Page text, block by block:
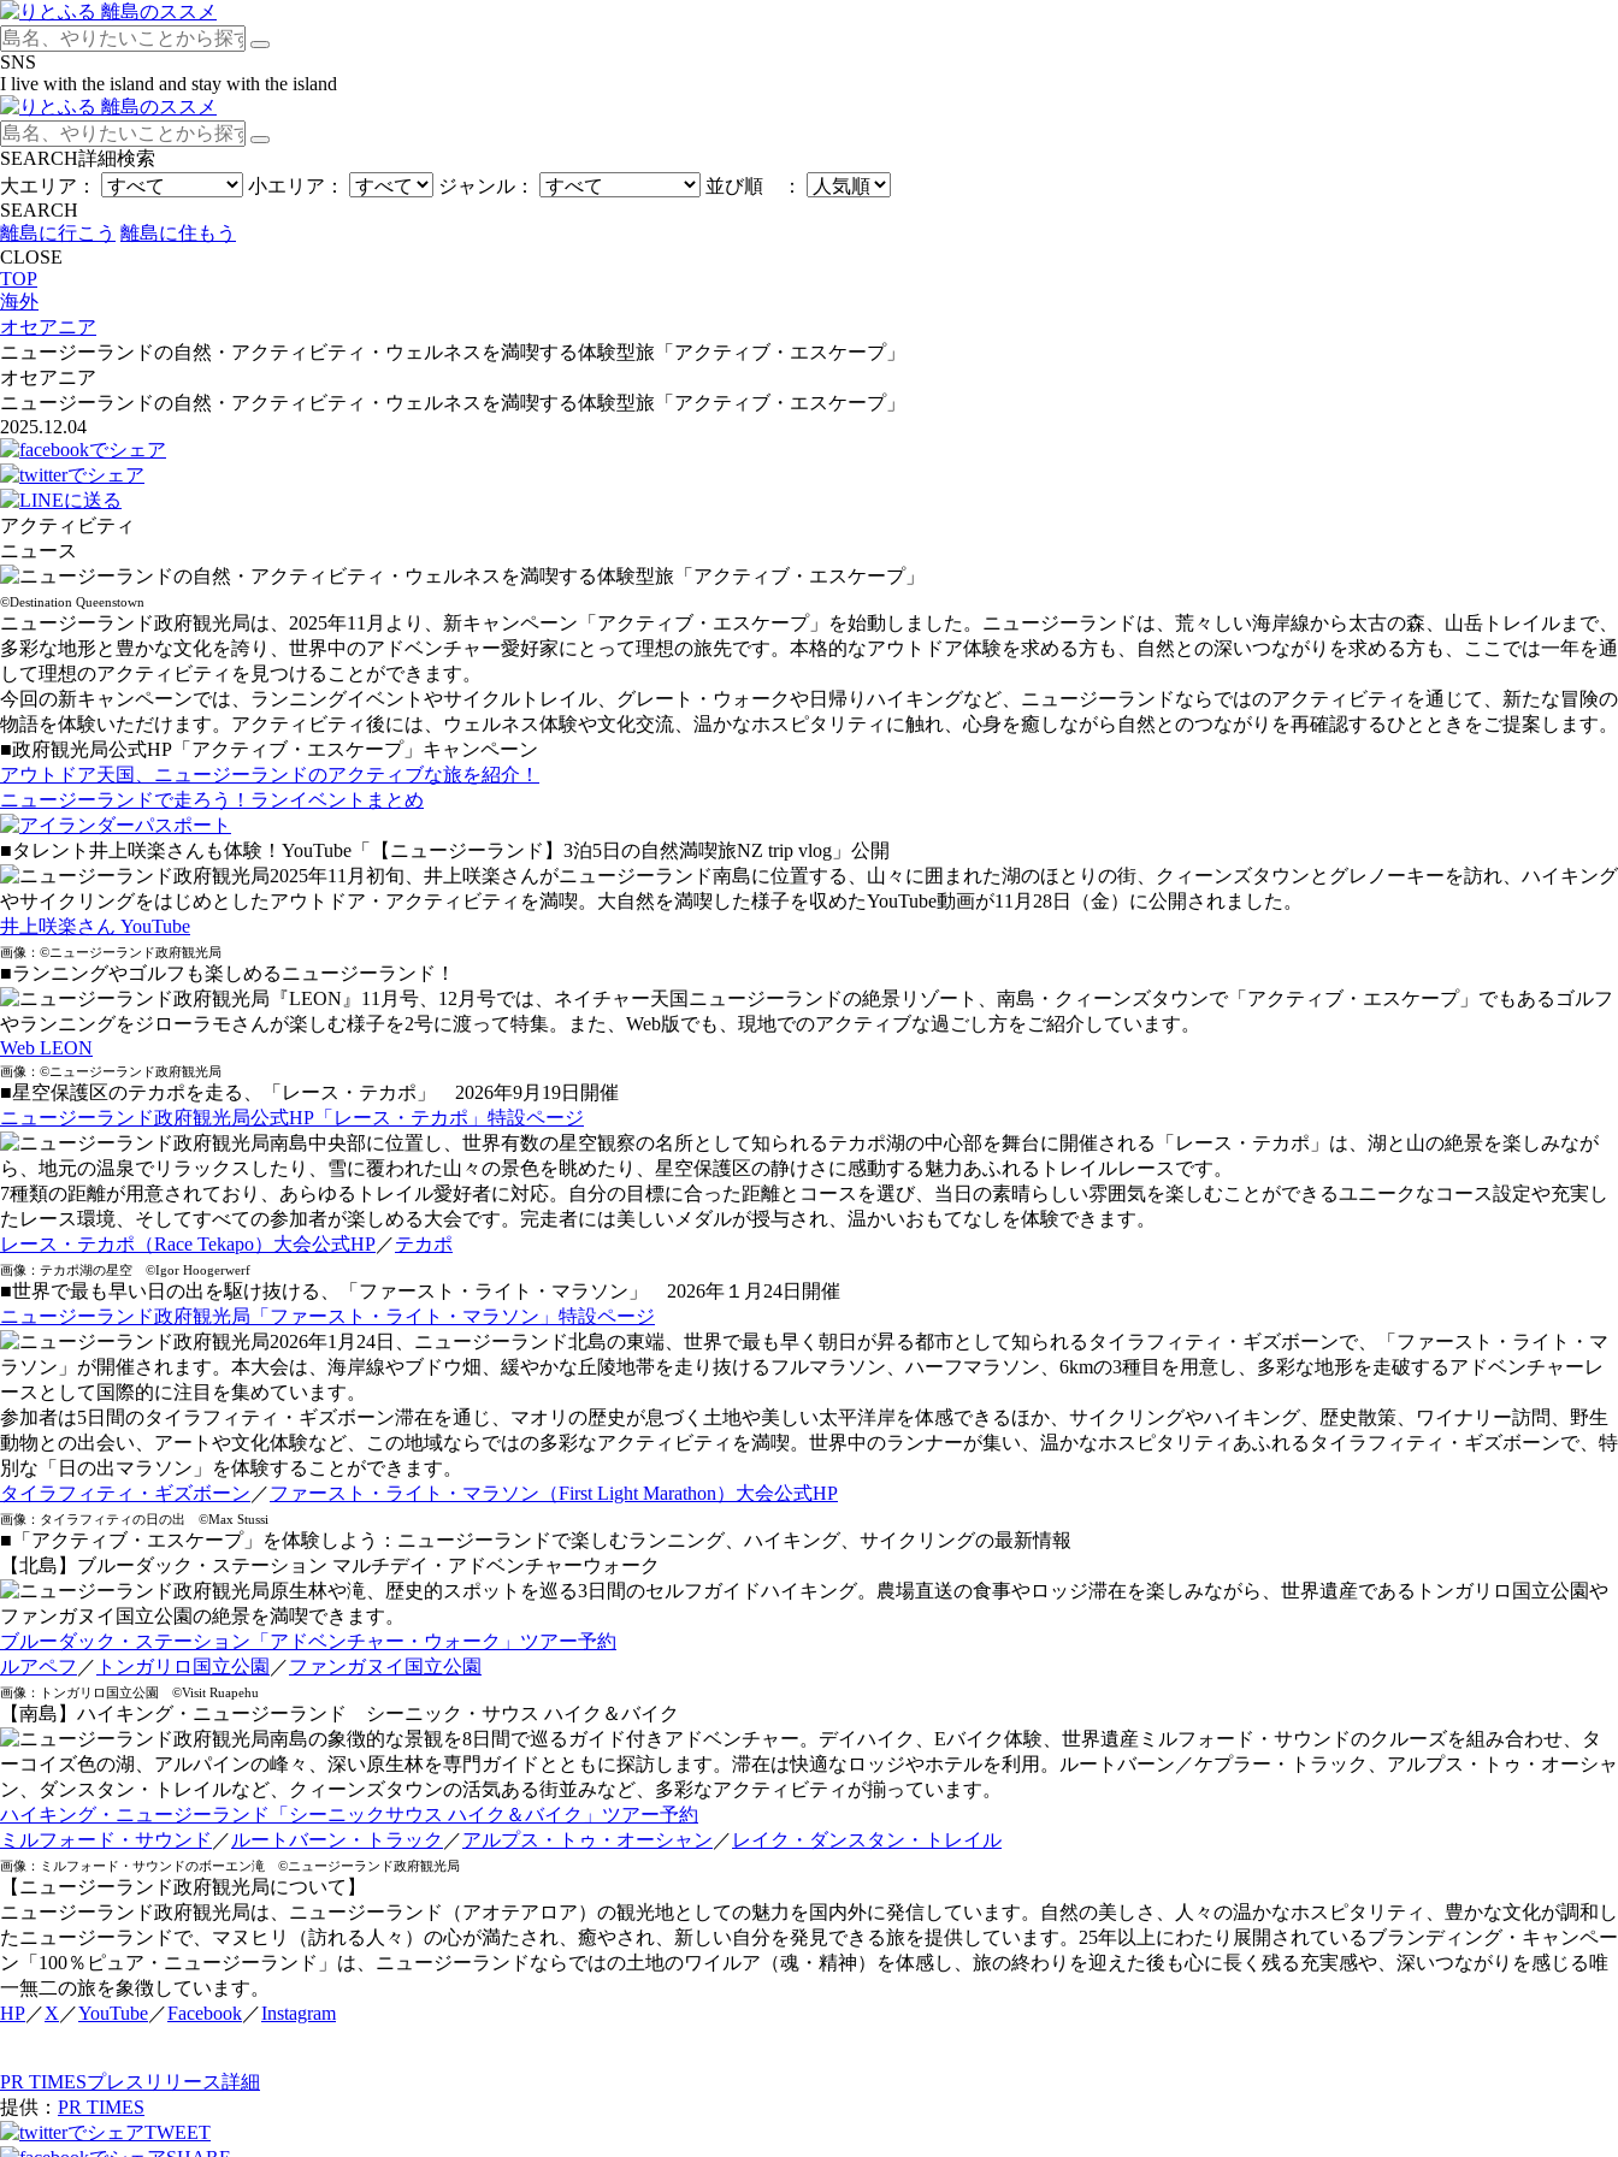
SNS
I live with the island and stay with the island
SEARCH詳細検索
大エリア：
小エリア： ジャンル：
並び順 ：
SEARCH
離島に行こう 離島に住もう
CLOSE
TOP
海外
オセアニア
ニュージーランドの自然・アクティビティ・ウェルネスを満喫する体験型旅「アクティブ・エスケープ」
オセアニア
ニュージーランドの自然・アクティビティ・ウェルネスを満喫する体験型旅「アクティブ・エスケープ」
2025.12.04
アクティビティ
ニュース
©Destination Queenstown
ニュージーランド政府観光局は、2025年11月より、新キャンペーン「アクティブ・エスケープ」を始動しました。ニュージーランドは、荒々しい海岸線から太古の森、山岳トレイルまで、
多彩な地形と豊かな文化を誇り、世界中のアドベンチャー愛好家にとって理想の旅先です。本格的なアウトドア体験を求める方も、自然との深いつながりを求める方も、ここでは一年を通
して理想のアクティビティを見つけることができます。
今回の新キャンペーンでは、ランニングイベントやサイクルトレイル、グレート・ウォークや日帰りハイキングなど、ニュージーランドならではのアクティビティを通じて、新たな冒険の
物語を体験いただけます。アクティビティ後には、ウェルネス体験や文化交流、温かなホスピタリティに触れ、心身を癒しながら自然とのつながりを再確認するひとときをご提案します。
■政府観光局公式HP「アクティブ・エスケープ」キャンペーン
アウトドア天国、ニュージーランドのアクティブな旅を紹介！
ニュージーランドで走ろう！ランイベントまとめ
■タレント井上咲楽さんも体験！YouTube「【ニュージーランド】3泊5日の自然満喫旅NZ trip vlog」公開
2025年11月初旬、井上咲楽さんがニュージーランド南島に位置する、山々に囲まれた湖のほとりの街、クィーンズタウンとグレノーキーを訪れ、ハイキング
やサイクリングをはじめとしたアウトドア・アクティビティを満喫。大自然を満喫した様子を収めたYouTube動画が11月28日（金）に公開されました。
井上咲楽さん YouTube
画像：©ニュージーランド政府観光局
■ランニングやゴルフも楽しめるニュージーランド！
『LEON』11月号、12月号では、ネイチャー天国ニュージーランドの絶景リゾート、南島・クィーンズタウンで「アクティブ・エスケープ」でもあるゴルフ
やランニングをジローラモさんが楽しむ様子を2号に渡って特集。また、Web版でも、現地でのアクティブな過ごし方をご紹介しています。
Web LEON
画像：©ニュージーランド政府観光局
■星空保護区のテカポを走る、「レース・テカポ」 2026年9月19日開催
ニュージーランド政府観光局公式HP「レース・テカポ」特設ページ
南島中央部に位置し、世界有数の星空観察の名所として知られるテカポ湖の中心部を舞台に開催される「レース・テカポ」は、湖と山の絶景を楽しみなが
ら、地元の温泉でリラックスしたり、雪に覆われた山々の景色を眺めたり、星空保護区の静けさに感動する魅力あふれるトレイルレースです。
7種類の距離が用意されており、あらゆるトレイル愛好者に対応。自分の目標に合った距離とコースを選び、当日の素晴らしい雰囲気を楽しむことができるユニークなコース設定や充実し
たレース環境、そしてすべての参加者が楽しめる大会です。完走者には美しいメダルが授与され、温かいおもてなしを体験できます。
レース・テカポ（Race Tekapo）大会公式HP／テカポ
画像：テカポ湖の星空 ©Igor Hoogerwerf
■世界で最も早い日の出を駆け抜ける、「ファースト・ライト・マラソン」 2026年１月24日開催
ニュージーランド政府観光局「ファースト・ライト・マラソン」特設ページ
2026年1月24日、ニュージーランド北島の東端、世界で最も早く朝日が昇る都市として知られるタイラフィティ・ギズボーンで、「ファースト・ライト・マ
ラソン」が開催されます。本大会は、海岸線やブドウ畑、緩やかな丘陵地帯を走り抜けるフルマラソン、ハーフマラソン、6kmの3種目を用意し、多彩な地形を走破するアドベンチャーレ
ースとして国際的に注目を集めています。
参加者は5日間のタイラフィティ・ギズボーン滞在を通じ、マオリの歴史が息づく土地や美しい太平洋岸を体感できるほか、サイクリングやハイキング、歴史散策、ワイナリー訪問、野生
動物との出会い、アートや文化体験など、この地域ならではの多彩なアクティビティを満喫。世界中のランナーが集い、温かなホスピタリティあふれるタイラフィティ・ギズボーンで、特
別な「日の出マラソン」を体験することができます。
タイラフィティ・ギズボーン ／ファースト・ライト・マラソン（First Light Marathon）大会公式HP
画像：タイラフィティの日の出 ©Max Stussi
■「アクティブ・エスケープ」を体験しよう：ニュージーランドで楽しむランニング、ハイキング、サイクリングの最新情報
【北島】ブルーダック・ステーション マルチデイ・アドベンチャーウォーク
原生林や滝、歴史的スポットを巡る3日間のセルフガイドハイキング。農場直送の食事やロッジ滞在を楽しみながら、世界遺産であるトンガリロ国立公園や
ファンガヌイ国立公園の絶景を満喫できます。
ブルーダック・ステーション「アドベンチャー・ウォーク」ツアー予約
ルアペフ ／ トンガリロ国立公園 ／ファンガヌイ国立公園
画像：トンガリロ国立公園 ©Visit Ruapehu
【南島】ハイキング・ニュージーランド シーニック・サウス ハイク＆バイク
南島の象徴的な景観を8日間で巡るガイド付きアドベンチャー。デイハイク、Eバイク体験、世界遺産ミルフォード・サウンドのクルーズを組み合わせ、タ
ーコイズ色の湖、アルパインの峰々、深い原生林を専門ガイドとともに探訪します。滞在は快適なロッジやホテルを利用。ルートバーン／ケプラー・トラック、アルプス・トゥ・オーシャ
ン、ダンスタン・トレイルなど、クィーンズタウンの活気ある街並みなど、多彩なアクティビティが揃っています。
ハイキング・ニュージーランド「シーニックサウス ハイク＆バイク」ツアー予約
ミルフォード・サウンド ／ ルートバーン・トラック ／アルプス・トゥ・オーシャン ／ レイク・ダンスタン・トレイル
画像：ミルフォード・サウンドのボーエン滝 ©ニュージーランド政府観光局
【ニュージーランド政府観光局について】
ニュージーランド政府観光局は、ニュージーランド（アオテアロア）の観光地としての魅力を国内外に発信しています。自然の美しさ、人々の温かなホスピタリティ、豊かな文化が調和し
たニュージーランドで、マヌヒリ（訪れる人々）の心が満たされ、癒やされ、新しい自分を発見できる旅を提供しています。25年以上にわたり展開されているブランディング・キャンペー
ン「100％ピュア・ニュージーランド」は、ニュージーランドならではの土地のワイルア（魂・精神）を体感し、旅の終わりを迎えた後も心に長く残る充実感や、深いつながりを感じる唯
一無二の旅を象徴しています。
HP／X ／YouTube／Facebook／Instagram
PR TIMESプレスリリース詳細
提供： PR TIMES
TWEET